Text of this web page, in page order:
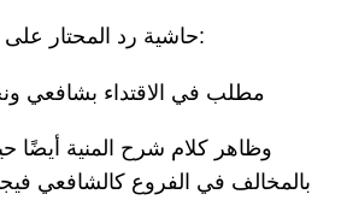
حاشیة رد المحتار علی الدر المختار (1/563):
"مطلب في الاقتداء بشافعي
وظاهر كلام شرح المنية أيضًا
بالمخالف في الفروع كالشافعي